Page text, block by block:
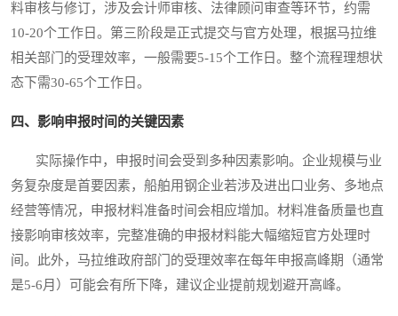
料审核与修订，涉及会计师审核、法律顾问审查等环节，约需
10-20个工作日。第三阶段是正式提交与官方处理，根据马拉维
相关部门的受理效率，一般需要5-15个工作日。整个流程理想状
态下需30-65个工作日。
四、影响申报时间的关键因素
实际操作中，申报时间会受到多种因素影响。企业规模与业
务复杂度是首要因素，船舶用钢企业若涉及进出口业务、多地点
经营等情况，申报材料准备时间会相应增加。材料准备质量也直
接影响审核效率，完整准确的申报材料能大幅缩短官方处理时
间。此外，马拉维政府部门的受理效率在每年申报高峰期（通常
是5-6月）可能会有所下降，建议企业提前规划避开高峰。